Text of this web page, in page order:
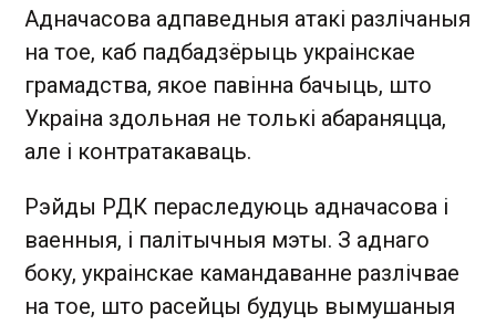
Адначасова адпаведныя атакі разлічаныя
на тое, каб падбадзёрыць украінскае
грамадства, якое павінна бачыць, што
Украіна здольная не толькі абараняцца,
але і контратакаваць.
Рэйды РДК пераследуюць адначасова і
ваенныя, і палітычныя мэты. З аднаго
боку, украінскае камандаванне разлічвае
на тое, што расейцы будуць вымушаныя